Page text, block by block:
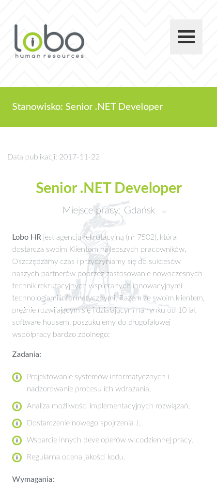
Stanowisko: Senior .NET Developer
Data publikacji: 2017-11-22
Senior .NET Developer
Miejsce pracy: Gdańsk
Lobo HR jest agencją rekrutacyjną (nr 7502), która
dostarcza swoim Klientom najlepszych pracowników.
Oszczędzamy czas i przyczyniamy się do sukcesów
naszych partnerów poprzez zastosowanie nowoczesnych
technik rekrutacyjnych wspieranych innowacyjnymi
technologiami informatycznymi. Razem ze swoim klientem,
prężnie rozwijającym się i działającym na rynku od 10 lat
software housem, poszukujemy do długofalowej
współpracy bardzo zdolnego:
Zadania:
Projektowanie systemów informatycznych i
nadzorowanie procesu ich wdrażania,
Analiza możliwości implementacyjnych rozwiązań,
Dostarczenie nowego spojrzenia J,
Wsparcie innych developerów w codziennej pracy,
Regularna ocena jakości kodu.
Wymagania: